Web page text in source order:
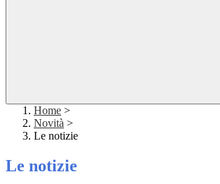
Home >
Novità >
Le notizie
Le notizie